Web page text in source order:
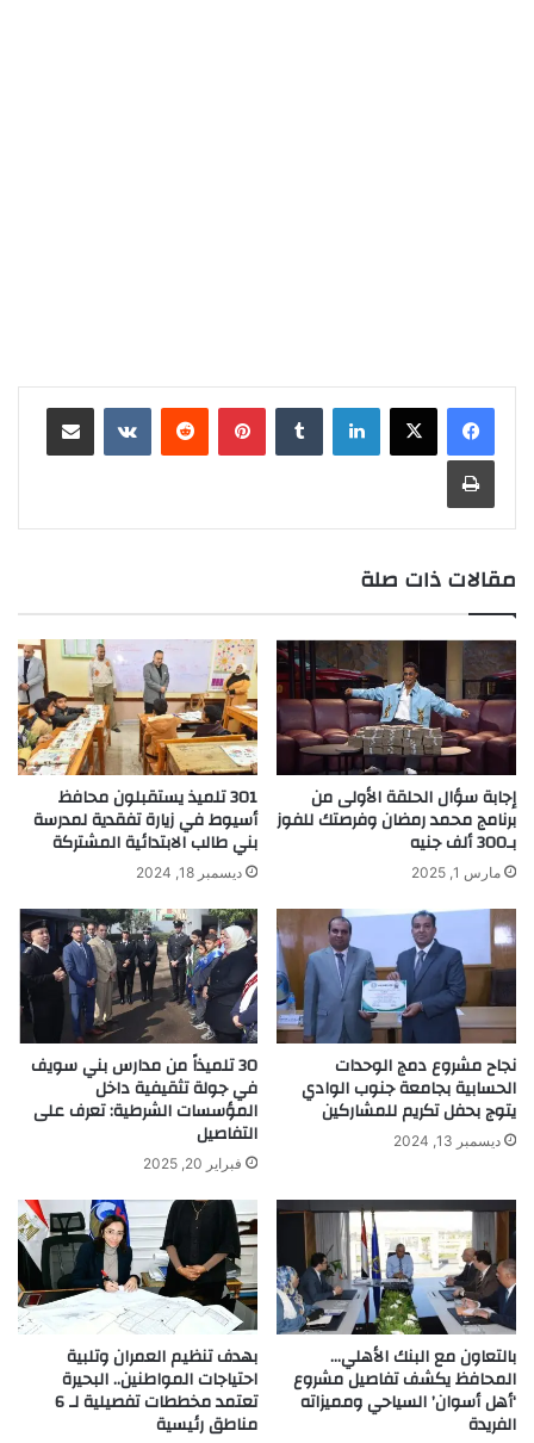
لينكدإن بينتيريست
مقالات ذات صلة
إجابة سؤال الحلقة الأولى من
برنامج محمد رمضان وفرصتك للفوز
بـ300 ألف جنيه
مارس 1, 2025
301 تلميذ يستقبلون محافظ
أسيوط في زيارة تفقدية لمدرسة
بني طالب الابتدائية المشتركة
ديسمبر 18, 2024
نجاح مشروع دمج الوحدات
الحسابية بجامعة جنوب الوادي
يتوج بحفل تكريم للمشاركين
ديسمبر 13, 2024
30 تلميذاً من مدارس بني سويف
في جولة تثقيفية داخل
المؤسسات الشرطية: تعرف على
التفاصيل
فبراير 20, 2025
بالتعاون مع البنك الأهلي…
المحافظ يكشف تفاصيل مشروع
‘أهل أسوان’ السياحي ومميزاته
الفريدة
بهدف تنظيم العمران وتلبية
احتياجات المواطنين.. البحيرة
تعتمد مخططات تفصيلية لـ 6
مناطق رئيسية